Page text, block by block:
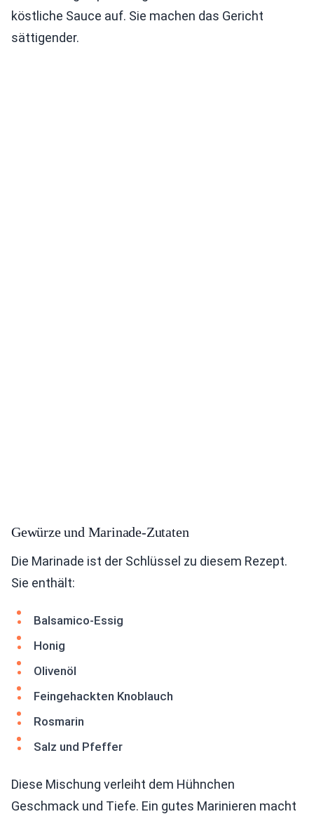
köstliche Sauce auf. Sie machen das Gericht
sättigender.
Gewürze und Marinade-Zutaten
Die Marinade ist der Schlüssel zu diesem Rezept.
Sie enthält:
Balsamico-Essig
Honig
Olivenöl
Feingehackten Knoblauch
Rosmarin
Salz und Pfeffer
Diese Mischung verleiht dem Hühnchen
Geschmack und Tiefe. Ein gutes Marinieren macht